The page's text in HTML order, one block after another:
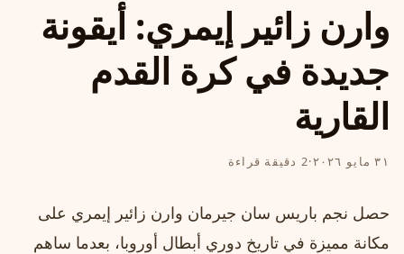
وارن زائير إيمري: أيقونة
جديدة في كرة القدم
القارية
٣١ مايو ٢٠٢٦ ·2 دقيقة قراءة
حصل نجم باريس سان جيرمان وارن زائير إيمري على
مكانة مميزة في تاريخ دوري أبطال أوروبا، بعدما ساهم